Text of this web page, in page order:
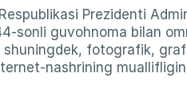
Prezidenti
sonli guvohnoma bilan
shuningdek, fotografik,
nashrining